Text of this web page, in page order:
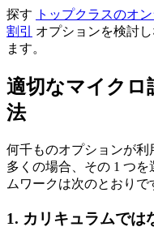
探す
トップクラスのオ
割引
オプションを検討
ます。
適切なマイクロ
法
何千ものオプションが利
多くの場合、その 1 つ
ムワークは次のとおりで
1. カリキュラムでは